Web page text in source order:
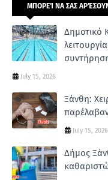
ΜΠΟΡΕΊ ΝΑ ΣΑΣ
Δημοτικό
July 15, 2026
Ξάνθη:
July 15, 2026
Δήμος